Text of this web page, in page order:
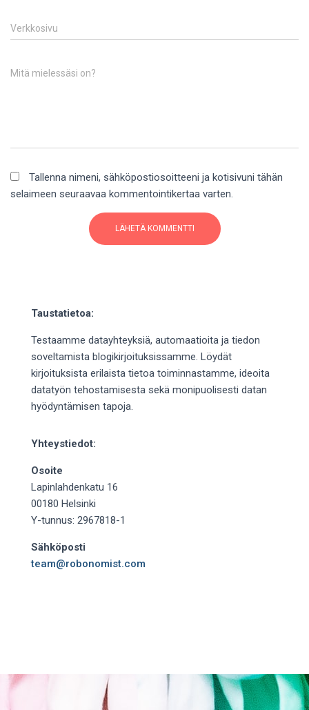
Verkkosivu
Mitä mielessäsi on?
Tallenna nimeni, sähköpostiosoitteeni ja kotisivuni tähän
selaimeen seuraavaa kommentointikertaa varten.
Taustatietoa:
Testaamme datayhteyksiä, automaatioita ja tiedon
soveltamista blogikirjoituksissamme. Löydät
kirjoituksista erilaista tietoa toiminnastamme, ideoita
datatyön tehostamisesta sekä monipuolisesti datan
hyödyntämisen tapoja.
Yhteystiedot:
Osoite
Lapinlahdenkatu 16
00180 Helsinki
Y-tunnus: 2967818-1
Sähköposti
team@robonomist.com